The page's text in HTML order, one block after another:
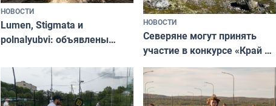
НОВОСТИ
Lumen, Stigmata и
polnalyubvi: объявлены
«Имандра» в 2026 года
НОВОСТИ
Северяне могут принять
участие в конкурсе «Край у
северной границы: фотогид
по Печенгскому округу»